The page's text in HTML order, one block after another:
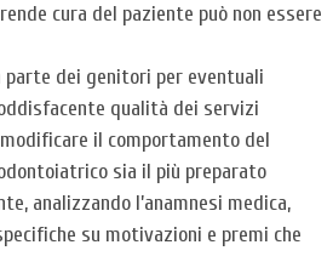
cura del paziente può non essere
parte dei genitori per eventuali
qualità dei servizi
il comportamento del
sia il più preparato
analizzando l’anamnesi medica,
su motivazioni e premi che